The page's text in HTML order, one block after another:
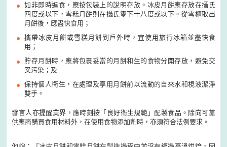
如非即時進食，應按包裝上的說明存放。冰皮月餅應存放在攝氏
四度或以下，雪糕月餅則在攝氏零下十八度或以下。從雪櫃取出
月餅後，應盡快食用；
攜帶冰皮月餅或雪糕月餅到戶外時，宜使用旅行冰箱並盡快食
用；
貯存月餅時，應將包裹妥當的月餅和生的食物分開存放，避免交
叉污染；及
保持個人衞生，在處理及享用月餅前以流動的自來水和梘液潔淨
雙手。
發言人亦提醒業界，應時刻按「良好衞生規範」配製食品。除向可靠
供應商購買食用材料外，在使用食物添加劑時，亦須符合法例要求。